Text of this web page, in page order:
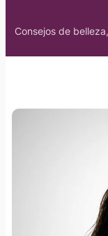
Consejos de